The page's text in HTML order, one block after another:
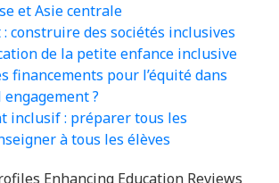
et Asie centrale
construire des sociétés inclusives
de la petite enfance inclusive
financements pour l’équité dans
engagement ?
inclusif : préparer tous les
à tous les élèves
Enhancing Education Reviews